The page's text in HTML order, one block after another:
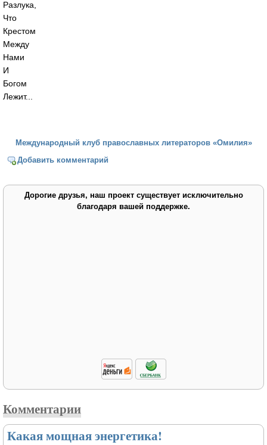
Разлука,
Что
Крестом
Между
Нами
И
Богом
Лежит...
Международный клуб православных литераторов «Омилия»
Добавить комментарий
Дорогие друзья, наш проект существует исключительно
благодаря вашей поддержке.
Комментарии
Какая мощная энергетика!